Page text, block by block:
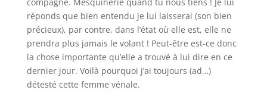
réponds que bien entendu je lui laisserai (son bien
précieux), par contre, dans l’état où elle est, elle ne
prendra plus jamais le volant ! Peut-être est-ce donc
la chose importante qu’elle a trouvé à lui dire en ce
dernier jour. Voilà pourquoi j’ai toujours (ad…)
détesté cette femme vénale.